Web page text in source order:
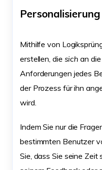
Personalisierung
Mithilfe von
erstellen, die sich an
Anforderungen jedes
der Prozess für ihn
wird.
Indem Sie nur die
bestimmten Benutzer
Sie, dass Sie seine